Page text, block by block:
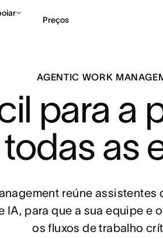
Preços
AGENTIC WORK
para a
as
reúne assistentes
IA, para que a sua equipe e
os fluxos de trabalho